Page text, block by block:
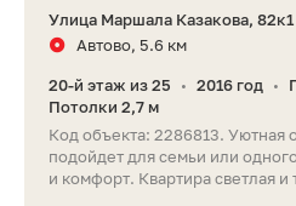
Улица Маршала Казакова, 82к1
Автово, 5.6 км
20-й этаж из 25 • 2016 год •
Потолки 2,7 м
Код объекта: 2286813. Уютная
подойдет для семьи или
и комфорт. Квартира светлая и